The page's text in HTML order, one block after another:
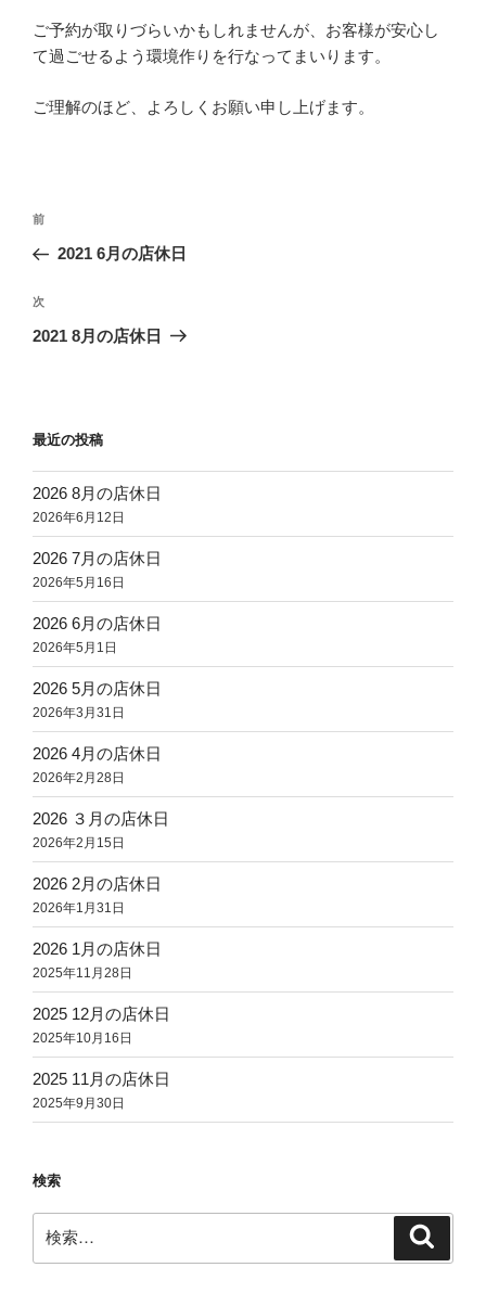
ご予約が取りづらいかもしれませんが、お客様が安心し
て過ごせるよう環境作りを行なってまいります。
ご理解のほど、よろしくお願い申し上げます。
投
ナ
ビ
ゲ
ン
前
の
稿
前
2021 6月の店休日
次
の
次
2021 8月の店休日
最近の投稿
2026 8月の店休日
2026年6月12日
2026 7月の店休日
2026年5月16日
2026 6月の店休日
2026年5月1日
2026 5月の店休日
2026年3月31日
2026 4月の店休日
2026年2月28日
2026 ３月の店休日
2026年2月15日
2026 2月の店休日
2026年1月31日
2026 1月の店休日
2025年11月28日
2025 12月の店休日
2025年10月16日
2025 11月の店休日
2025年9月30日
検索
索: